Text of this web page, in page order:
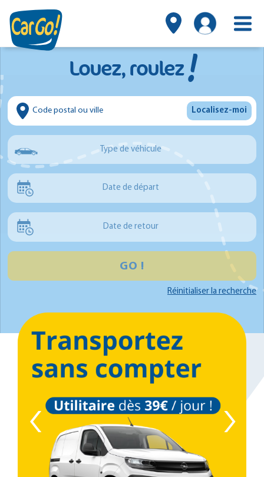
Louez, roulez!
Localisez-moi
Type de véhicule
Date de départ
Date de retour
GO !
Réinitialiser la recherche
‹ ›